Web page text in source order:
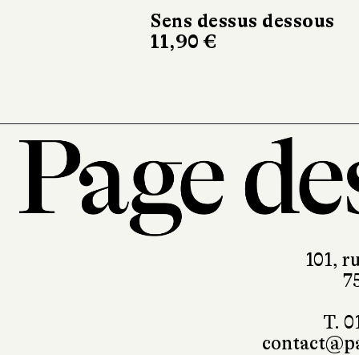
Sens dessus dessous
11,90 €
101,
T.